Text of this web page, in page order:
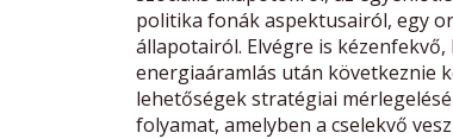
politika fonák aspektusairól, egy
állapotairól. Elvégre is
energiaáramlás után következnie
lehetőségek stratégiai
folyamat, amelyben a cselekvő